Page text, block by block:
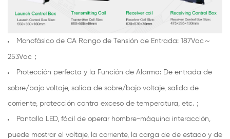
Monofásico de CA Rango de Tensión de Entrada: 187Vac～
253Vac；
Protección perfecta y la Función de Alarma: De entrada de
sobre/bajo voltaje, salida de sobre/bajo voltaje, salida de
corriente, protección contra exceso de temperatura, etc.；
Pantalla LED, fácil de operar hombre-máquina interacción,
puede mostrar el voltaje, la corriente, la carga de de estado y de